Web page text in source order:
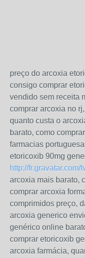
preço do arcoxia
consigo comprar
vendido sem receita
comprar arcoxia no
quanto custa o
barato, como
farmacias
etoricoxib 90mg
http://fr.gravatar.com/
arcoxia mais barato,
comprar arcoxia
comprimidos preço,
arcoxia generico
genérico online
comprar etoricoxib
arcoxia farmácia,